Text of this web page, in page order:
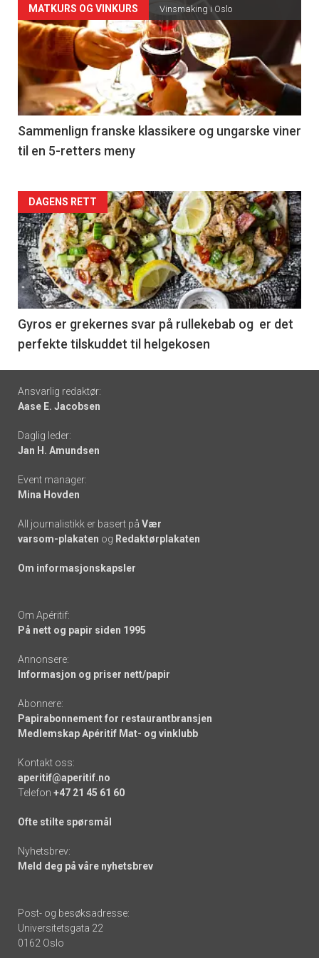
Forsiden
akkurat
nå
-
5
MATKURS OG VINKURS Vinsmaking i Oslo
Sammenlign franske klassikere og ungarske viner
til en 5-retters meny
Forsiden
akkurat
nå
-
6
DAGENS RETT
Gyros er grekernes svar på rullekebab og er det
perfekte tilskuddet til helgekosen
Footer
-
links
Ansvarlig redaktør:
Aase E. Jacobsen
Daglig leder:
Jan H. Amundsen
Event manager:
Mina Hovden
All journalistikk er basert på Vær
varsom-plakaten og Redaktørplakaten
Om informasjonskapsler
Om Apéritif:
På nett og papir siden 1995
Annonsere:
Informasjon og priser nett/papir
Abonnere:
Papirabonnement for restaurantbransjen
Medlemskap Apéritif Mat- og vinklubb
Kontakt oss:
aperitif@aperitif.no
Telefon +47 21 45 61 60
Ofte stilte spørsmål
Nyhetsbrev:
Meld deg på våre nyhetsbrev
Post- og besøksadresse:
Universitetsgata 22
0162 Oslo